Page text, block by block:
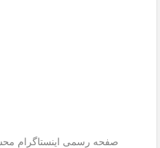
*صفحه رسمی اینستاگرام